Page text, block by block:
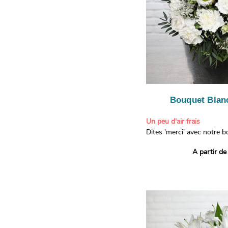
Bouquet
Un peu d'air frais
Dites 'merci' avec notre
de limonium blanc, ce
symbolisent l'amour et
le limonium blanc ajoute
A partir